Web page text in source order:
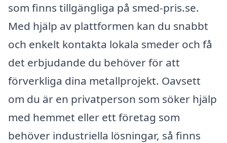
som finns tillgängliga på smed-pris.se.
Med hjälp av plattformen kan du snabbt
och enkelt kontakta lokala smeder och få
det erbjudande du behöver för att
förverkliga dina metallprojekt. Oavsett
om du är en privatperson som söker hjälp
med hemmet eller ett företag som
behöver industriella lösningar, så finns